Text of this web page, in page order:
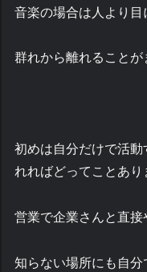
音楽の場合は人より目
群れから離れることが
初めは自分だけで活
れればどってことあり
営業で企業さんと直接
知らない場所にも自分